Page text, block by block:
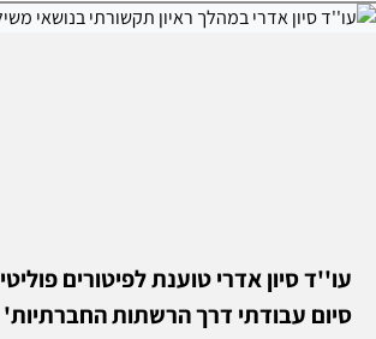
עו''ד סיון אדרי טוענת לפיטורים
סיום עבודתי דרך הרשתות החברתיות'